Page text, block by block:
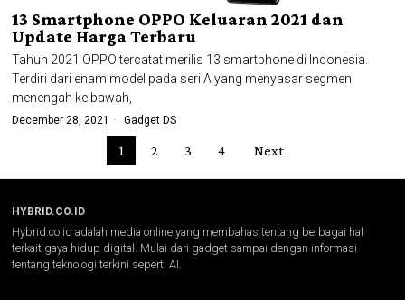
13 Smartphone OPPO Keluaran 2021 dan
Update Harga Terbaru
Tahun 2021 OPPO tercatat merilis 13 smartphone di Indonesia.
Terdiri dari enam model pada seri A yang menyasar segmen
menengah ke bawah,
December 28, 2021 Gadget DS
1 2 3 4 Next
HYBRID.CO.ID
Hybrid.co.id adalah media online yang membahas tentang berbagai hal
terkait gaya hidup digital. Mulai dari gadget sampai dengan informasi
tentang teknologi terkini seperti AI.